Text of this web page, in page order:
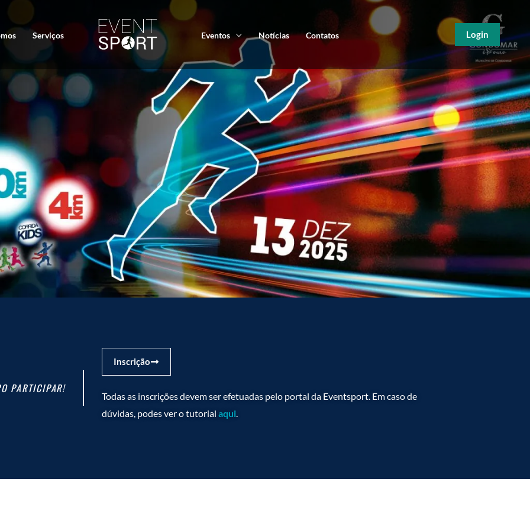
Serviços Eventos Notícias Contatos Login
PARTICIPAR!
Inscrição
Todas as inscrições devem ser efetuadas pelo portal da Eventsport. Em caso de
dúvidas, podes ver o tutorial aqui.